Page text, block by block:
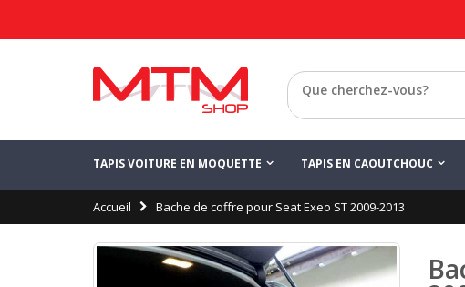
Retour
TAPIS VOITURE EN MOQUETTE TAPIS EN CAOUTCHOUC
Accueil Bache de coffre pour Seat Exeo ST 2009-2013